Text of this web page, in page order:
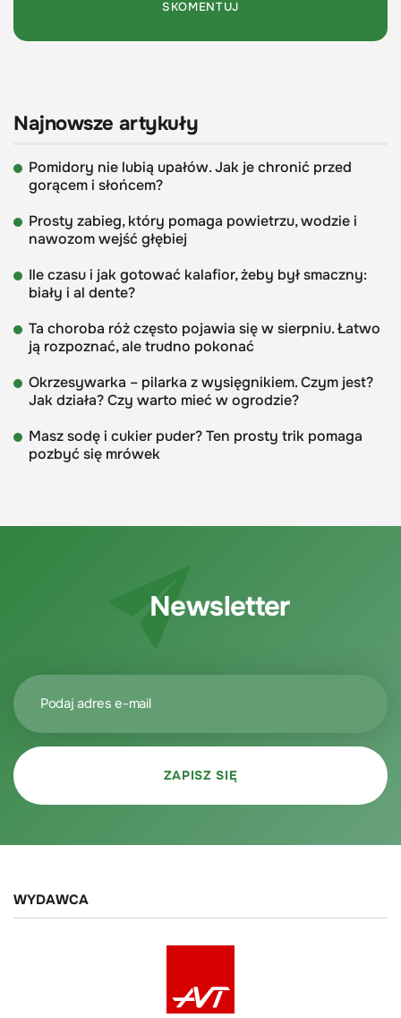
Najnowsze artykuły
Pomidory nie lubią upałów. Jak je chronić przed
gorącem i słońcem?
Prosty zabieg, który pomaga powietrzu, wodzie i
nawozom wejść głębiej
Ile czasu i jak gotować kalafior, żeby był smaczny:
biały i al dente?
Ta choroba róż często pojawia się w sierpniu. Łatwo
ją rozpoznać, ale trudno pokonać
Okrzesywarka – pilarka z wysięgnikiem. Czym jest?
Jak działa? Czy warto mieć w ogrodzie?
Masz sodę i cukier puder? Ten prosty trik pomaga
pozbyć się mrówek
Newsletter
WYDAWCA